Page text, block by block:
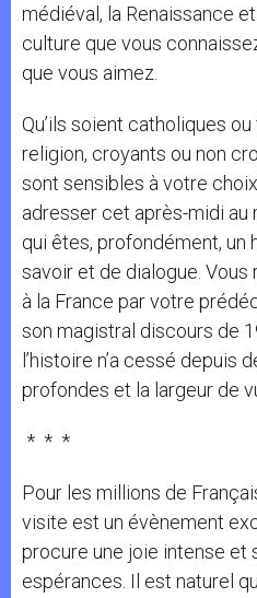
médiéval, la Renaissance
culture que vous
que vous aimez.
Qu’ils soient catholiques ou
religion, croyants ou non
sont sensibles à votre
adresser cet après-midi au
qui êtes, profondément, un
savoir et de dialogue. Vous
à la France par votre
son magistral discours de
l’histoire n’a cessé depuis
profondes et la largeur de
* * *
Pour les millions de
visite est un évènement
procure une joie intense et
espérances. Il est naturel